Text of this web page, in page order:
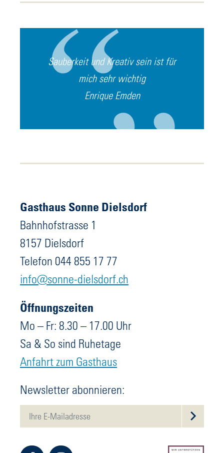
Sauberkeit und Kreativ sein ist für
mich sehr wichtig
Enrique Emden
Gasthaus Sonne Dielsdorf
Bahnhofstrasse 1
8157 Dielsdorf
Telefon 044 855 17 77
info@sonne-dielsdorf.ch
Öffnungszeiten
Mo – Fr: 8.30 – 17.00 Uhr
Sa & So sind Ruhetage
Anfahrt zum Gasthaus
Newsletter abonnieren: